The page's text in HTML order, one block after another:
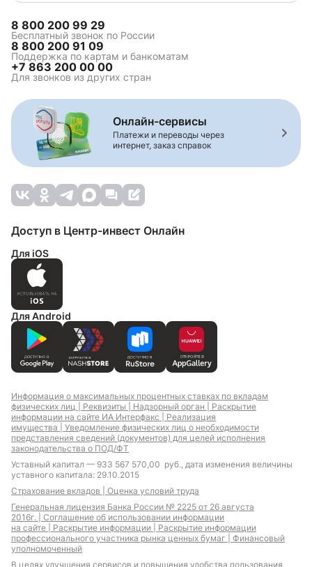
8 800 200 99 29
Бесплатный звонок по России
8 800 200 91 09
Поддержка по картам и банкоматам
+7 863 200 00 00
Для звонков из других стран
Онлайн-сервисы
Платежи и переводы через
интернет, заказ справок
Доступ в Центр-инвест Онлайн
Для iOS
Для Android
Информация о максимальных процентных ставках по вкладам
физических лиц | Реквизиты | Надзорный орган | Раскрытие
информации на сайте ИА Интерфакс | Реализация
имущества | Уведомление физических лиц о необходимости
представления сведений (документов) для целей исполнения
законодательства о ПОД/ФТ
Уставный капитал — 933 567 570,00 руб., дата изменения величины
уставного капитала: 29.10.2015
Страхование вкладов | Оценка условий труда
Генеральная лицензия Банка России № 2225 от 26 августа
2016г. | Соглашение об использовании информации
на сайте | Раскрытие информации | Раскрытие информации
профессионального участника рынка ценных бумаг | Финансовый
уполномоченный
В целях улучшения сервисов и повышения удобства пользования